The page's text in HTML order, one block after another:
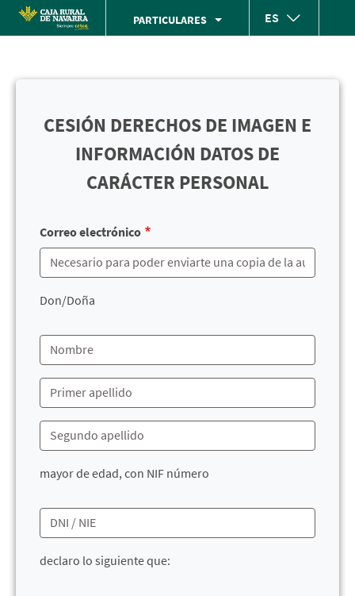
PARTICULARES
ES
por
espere...CESIÓN DERECHOS DE IMAGEN E
INFORMACIÓN DATOS DE
CARÁCTER PERSONAL
Correo electrónico
Don/Doña
mayor de edad, con NIF número
declaro lo siguiente que: